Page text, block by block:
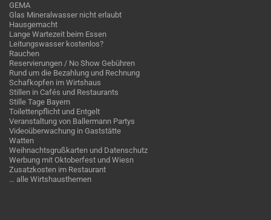
GEMA
Glas Mineralwasser nicht erlaubt
Hausgemacht
Lange Wartezeit beim Essen
Leitungswasser kostenlos?
Rauchen
Reservierungen / No Show Gebühren
Rund um die Bezahlung und Rechnung
Schafkopfen im Wirtshaus
Stillen in Cafés und Restaurants
Stille Tage Bayern
Toilettenpflicht und Entgelt
Veranstaltung von Ballermann Partys
Videoüberwachung in Gaststätte
Watten
Weihnachtsgrußkarten und Datenschutz
Werbung mit Oktoberfest und Wiesn
Zusatzkosten im Restaurant
… alle Wirtshausthemen